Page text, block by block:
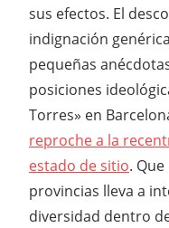
sus efectos. El
indignación
pequeñas
posiciones
Torres» en
reproche a la
estado de sitio.
provincias lleva a
diversidad dentro